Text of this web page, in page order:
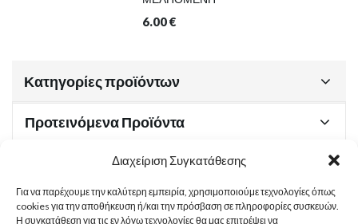
Διαχείριση Συγκατάθεσης
Για να παρέχουμε την καλύτερη εμπειρία, χρησιμοποιούμε τεχνολογίες όπως
cookies για την αποθήκευση ή/και την πρόσβαση σε πληροφορίες συσκευών.
Η συγκατάθεση για τις εν λόγω τεχνολογίες θα μας επιτρέψει να
6.00€
Κατηγορίες προϊόντων
Προτεινόμενα Προϊόντα
Χρήσιμα Έγγραφα